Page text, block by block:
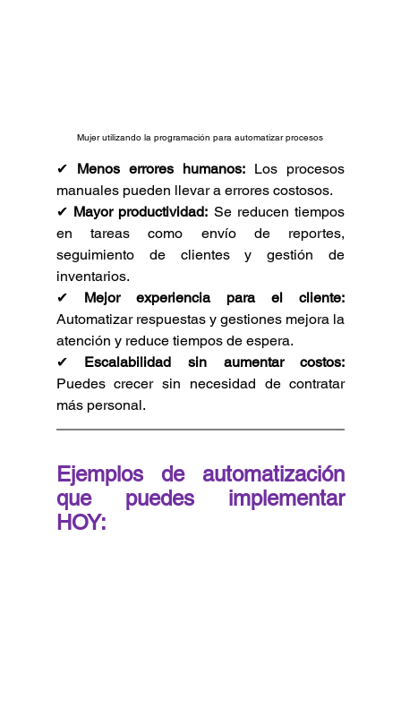
Mujer utilizando la programación para automatizar procesos
✔ Menos errores humanos: Los procesos
manuales pueden llevar a errores costosos.
✔ Mayor productividad: Se reducen tiempos
en tareas como envío de reportes,
seguimiento de clientes y gestión de
inventarios.
✔ Mejor experiencia para el cliente:
Automatizar respuestas y gestiones mejora la
atención y reduce tiempos de espera.
✔ Escalabilidad sin aumentar costos:
Puedes crecer sin necesidad de contratar
más personal.
Ejemplos de automatización
que puedes implementar
HOY: